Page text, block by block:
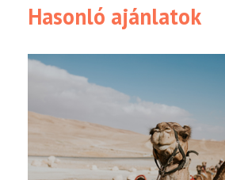
Hasonló ajánlatok